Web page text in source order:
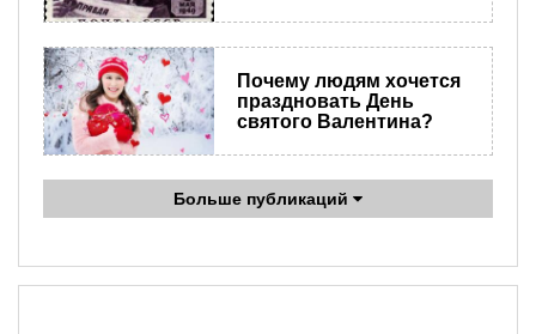
Почему людям хочется
праздновать День
святого Валентина?
Больше публикаций